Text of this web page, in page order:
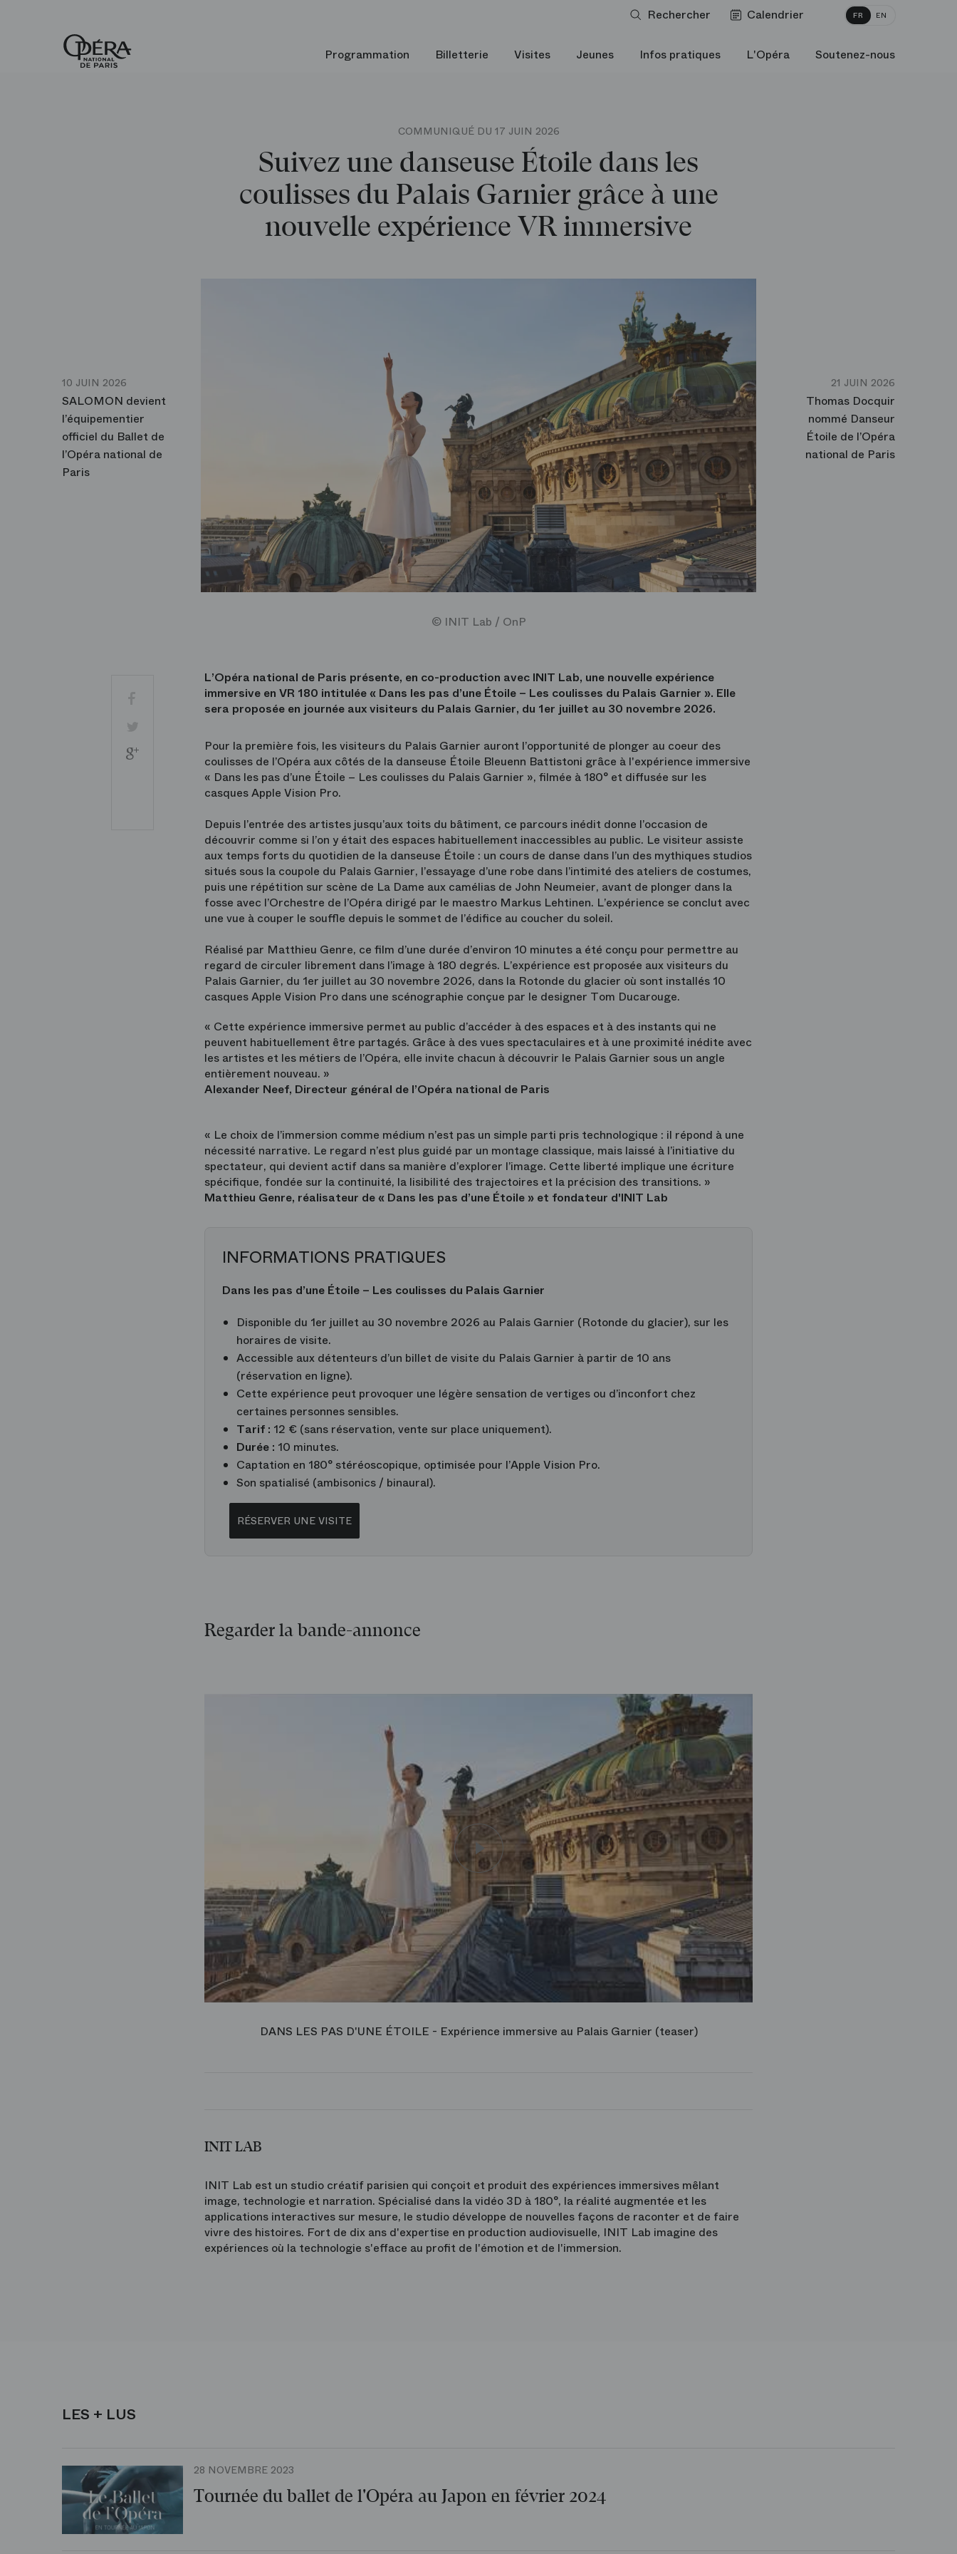
Rechercher Calendrier FR EN
Accueil
-
Opéra
national
Programmation Billetterie Visites Jeunes Infos pratiques L'Opéra Soutenez-nous
COMMUNIQUÉ DU 17 JUIN 2026
Suivez une danseuse Étoile dans les
coulisses du Palais Garnier grâce à une
nouvelle expérience VR immersive
© INIT Lab / OnP
10 JUIN 2026
SALOMON devient
l’équipementier
officiel du Ballet de
l’Opéra national de
Paris
21 JUIN 2026
Thomas Docquir
nommé Danseur
Étoile de l’Opéra
national de Paris
Facebook
Twitter
Google
+
L’Opéra national de Paris présente, en co-production avec INIT Lab, une nouvelle expérience
immersive en VR 180 intitulée « Dans les pas d’une Étoile – Les coulisses du Palais Garnier ». Elle
sera proposée en journée aux visiteurs du Palais Garnier, du 1er juillet au 30 novembre 2026.
Pour la première fois, les visiteurs du Palais Garnier auront l’opportunité de plonger au coeur des
coulisses de l’Opéra aux côtés de la danseuse Étoile Bleuenn Battistoni grâce à l'expérience immersive
« Dans les pas d’une Étoile – Les coulisses du Palais Garnier », filmée à 180° et diffusée sur les
casques Apple Vision Pro.
Depuis l’entrée des artistes jusqu’aux toits du bâtiment, ce parcours inédit donne l’occasion de
découvrir comme si l’on y était des espaces habituellement inaccessibles au public. Le visiteur assiste
aux temps forts du quotidien de la danseuse Étoile : un cours de danse dans l’un des mythiques studios
situés sous la coupole du Palais Garnier, l’essayage d’une robe dans l’intimité des ateliers de costumes,
puis une répétition sur scène de La Dame aux camélias de John Neumeier, avant de plonger dans la
fosse avec l’Orchestre de l’Opéra dirigé par le maestro Markus Lehtinen. L’expérience se conclut avec
une vue à couper le souffle depuis le sommet de l’édifice au coucher du soleil.
Réalisé par Matthieu Genre, ce film d’une durée d’environ 10 minutes a été conçu pour permettre au
regard de circuler librement dans l’image à 180 degrés. L’expérience est proposée aux visiteurs du
Palais Garnier, du 1er juillet au 30 novembre 2026, dans la Rotonde du glacier où sont installés 10
casques Apple Vision Pro dans une scénographie conçue par le designer Tom Ducarouge.
« Cette expérience immersive permet au public d’accéder à des espaces et à des instants qui ne
peuvent habituellement être partagés. Grâce à des vues spectaculaires et à une proximité inédite avec
les artistes et les métiers de l’Opéra, elle invite chacun à découvrir le Palais Garnier sous un angle
entièrement nouveau. »
Alexander Neef, Directeur général de l’Opéra national de Paris
« Le choix de l’immersion comme médium n’est pas un simple parti pris technologique : il répond à une
nécessité narrative. Le regard n’est plus guidé par un montage classique, mais laissé à l’initiative du
spectateur, qui devient actif dans sa manière d’explorer l’image. Cette liberté implique une écriture
spécifique, fondée sur la continuité, la lisibilité des trajectoires et la précision des transitions. »
Matthieu Genre, réalisateur de « Dans les pas d’une Étoile » et fondateur d'INIT Lab
INFORMATIONS PRATIQUES
Dans les pas d’une Étoile – Les coulisses du Palais Garnier
Disponible du 1er juillet au 30 novembre 2026 au Palais Garnier (Rotonde du glacier), sur les
horaires de visite.
Accessible aux détenteurs d’un billet de visite du Palais Garnier à partir de 10 ans
(réservation en ligne).
Cette expérience peut provoquer une légère sensation de vertiges ou d’inconfort chez
certaines personnes sensibles.
Tarif : 12 € (sans réservation, vente sur place uniquement).
Durée : 10 minutes.
Captation en 180° stéréoscopique, optimisée pour l’Apple Vision Pro.
Son spatialisé (ambisonics / binaural).
RÉSERVER UNE VISITE
Regarder la bande-annonce
DANS LES PAS D'UNE ÉTOILE - Expérience immersive au Palais Garnier (teaser)
INIT LAB
INIT Lab est un studio créatif parisien qui conçoit et produit des expériences immersives mêlant
image, technologie et narration. Spécialisé dans la vidéo 3D à 180°, la réalité augmentée et les
applications interactives sur mesure, le studio développe de nouvelles façons de raconter et de faire
vivre des histoires. Fort de dix ans d'expertise en production audiovisuelle, INIT Lab imagine des
expériences où la technologie s'efface au profit de l'émotion et de l'immersion.
LES + LUS
28 NOVEMBRE 2023
Tournée du ballet de l'Opéra au Japon en février 2024